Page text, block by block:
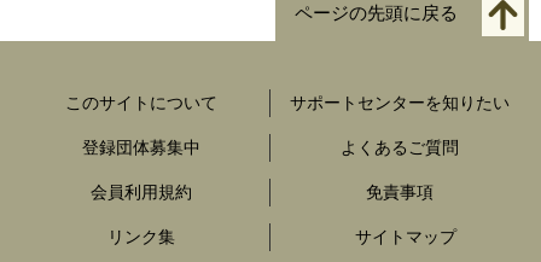
ページの先頭に戻る
このサイトについて サポートセンターを知りたい
登録団体募集中 よくあるご質問
会員利用規約 免責事項
リンク集 サイトマップ